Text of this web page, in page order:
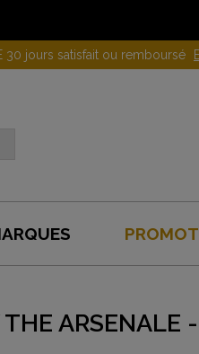
un proche ! En savoir plus
ARSENALE